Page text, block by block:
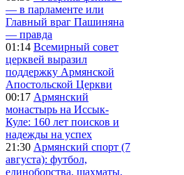
— в парламенте или
Главный враг Пашиняна
— правда
01:14 Всемирный совет
церквей выразил
поддержку Армянской
Апостольской Церкви
00:17 Армянский
монастырь на Иссык-
Куле: 160 лет поисков и
надежды на успех
21:30 Армянский спорт (7
августа): футбол,
единоборства, шахматы,